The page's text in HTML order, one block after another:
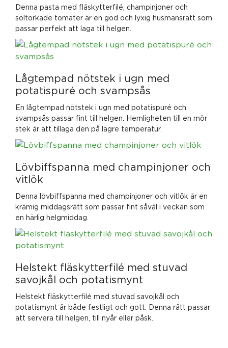
Denna pasta med fläskytterfilé, champinjoner och
soltorkade tomater är en god och lyxig husmansrätt som
passar perfekt att laga till helgen.
Lågtempad nötstek i ugn med
potatispuré och svampsås
En lågtempad nötstek i ugn med potatispuré och
svampsås passar fint till helgen. Hemligheten till en mör
stek är att tillaga den på lägre temperatur.
Lövbiffspanna med champinjoner och
vitlök
Denna lövbiffspanna med champinjoner och vitlök är en
krämig middagsrätt som passar fint såväl i veckan som
en härlig helgmiddag.
Helstekt fläskytterfilé med stuvad
savojkål och potatismynt
Helstekt fläskytterfilé med stuvad savojkål och
potatismynt är både festligt och gott. Denna rätt passar
att servera till helgen, till nyår eller påsk.